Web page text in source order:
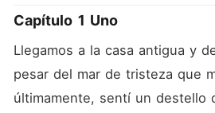
Capítulo 1 Uno
Llegamos a la casa antigua y
pesar del mar de tristeza que
últimamente, sentí un destello